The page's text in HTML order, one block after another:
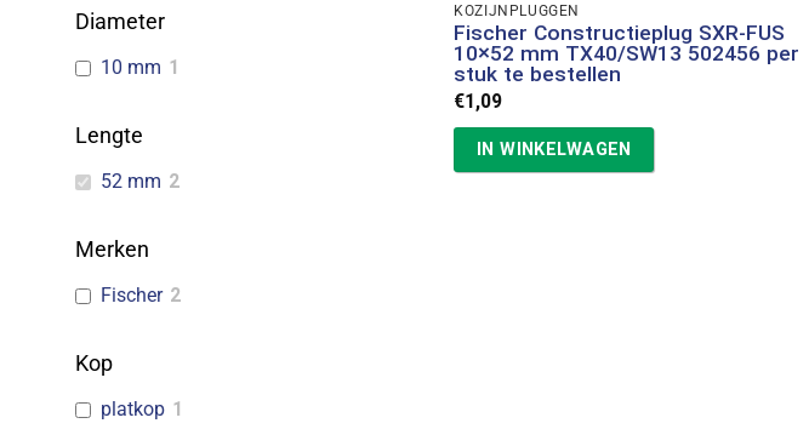
Diameter
10 mm 1
Lengte
52 mm 2
Merken
Fischer 2
Kop
platkop 1
KOZIJNPLUGGEN
Fischer Constructieplug SXR-FUS
10×52 mm TX40/SW13 502456 per
stuk te bestellen
€1,09
IN WINKELWAGEN